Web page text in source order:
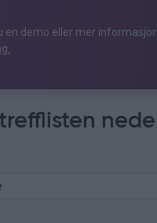
en demo eller mer